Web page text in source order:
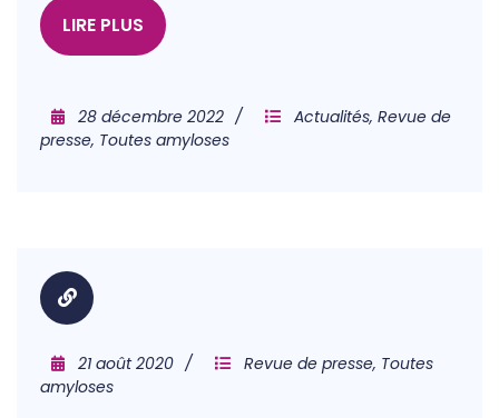
LIRE PLUS
28 décembre 2022 Actualités, Revue de
presse, Toutes amyloses
21 août 2020
Revue de presse, Toutes
amyloses